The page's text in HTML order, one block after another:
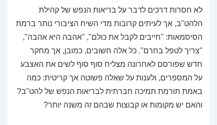
לא חסרות דרכים לדבר על בריאות הנפש של קהילת
הלהט"ב, אך לעיתים קרובות מדי השיח הציבורי נותר ברמת
הסיסמאות: "חייבים לקבל את כולם", "אהבה היא אהבה",
"צריך לטפל בחרם". כל אלה חשובים, כמובן, אך מחקר
חדש שפורסם לאחרונה מצליח סוף סוף לשים את האצבע
על המספרים, ולענות על שאלה פשוטה אך קריטית: כמה
באמת תורמת תמיכה חברתית לבריאות הנפש של להט"ב?
והאם יש מקומות או קבוצות שבהם זה משנה יותר?